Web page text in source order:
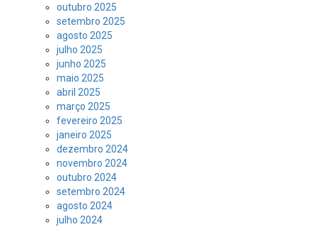
outubro 2025
setembro 2025
agosto 2025
julho 2025
junho 2025
maio 2025
abril 2025
março 2025
fevereiro 2025
janeiro 2025
dezembro 2024
novembro 2024
outubro 2024
setembro 2024
agosto 2024
julho 2024